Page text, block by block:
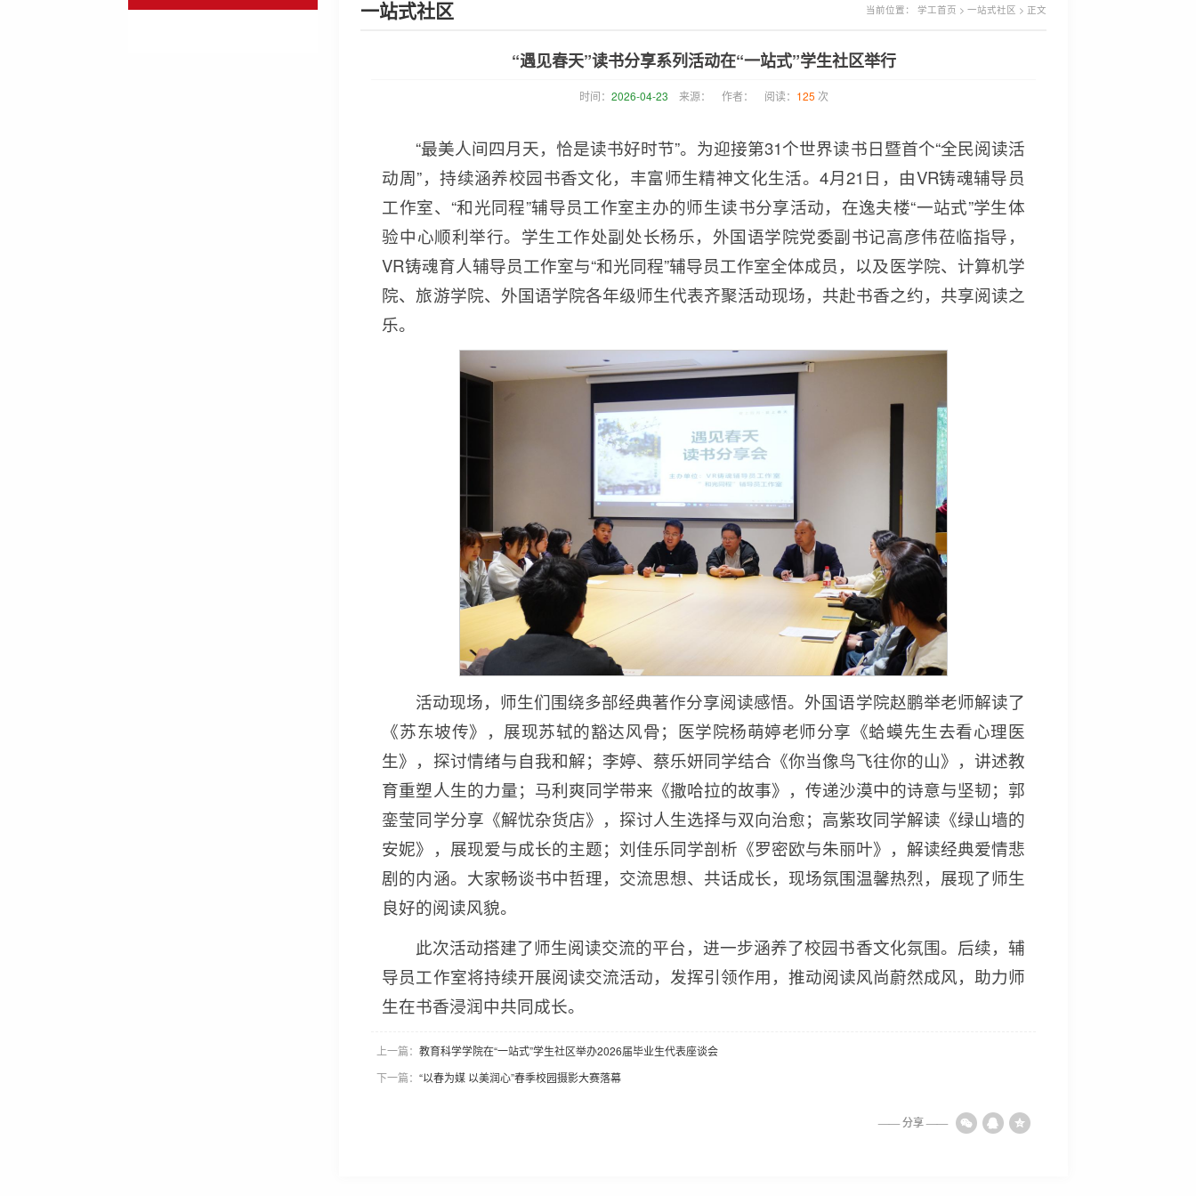
一站式社区 当前位置： 学工首页 > 一站式社区 > 正文
“遇见春天”读书分享系列活动在“一站式”学生社区举行
时间： 2026-04-23 来源： 作者： 阅读： 125 次
“最美人间四月天，恰是读书好时节”。为迎接第31个世界读书日暨首个“全民阅读活
动周”，持续涵养校园书香文化，丰富师生精神文化生活。4月21日，由VR铸魂辅导员
工作室、“和光同程”辅导员工作室主办的师生读书分享活动，在逸夫楼“一站式”学生体
验中心顺利举行。学生工作处副处长杨乐，外国语学院党委副书记高彦伟莅临指导，
VR铸魂育人辅导员工作室与“和光同程”辅导员工作室全体成员，以及医学院、计算机学
院、旅游学院、外国语学院各年级师生代表齐聚活动现场，共赴书香之约，共享阅读之
乐。
活动现场，师生们围绕多部经典著作分享阅读感悟。外国语学院赵鹏举老师解读了
《苏东坡传》，展现苏轼的豁达风骨；医学院杨萌婷老师分享《蛤蟆先生去看心理医
生》，探讨情绪与自我和解；李婷、蔡乐妍同学结合《你当像鸟飞往你的山》，讲述教
育重塑人生的力量；马利爽同学带来《撒哈拉的故事》，传递沙漠中的诗意与坚韧；郭
銮莹同学分享《解忧杂货店》，探讨人生选择与双向治愈；高紫玫同学解读《绿山墙的
安妮》，展现爱与成长的主题；刘佳乐同学剖析《罗密欧与朱丽叶》，解读经典爱情悲
剧的内涵。大家畅谈书中哲理，交流思想、共话成长，现场氛围温馨热烈，展现了师生
良好的阅读风貌。
此次活动搭建了师生阅读交流的平台，进一步涵养了校园书香文化氛围。后续，辅
导员工作室将持续开展阅读交流活动，发挥引领作用，推动阅读风尚蔚然成风，助力师
生在书香浸润中共同成长。
上一篇：教育科学学院在“一站式”学生社区举办2026届毕业生代表座谈会
下一篇：“以春为媒 以美润心”春季校园摄影大赛落幕
—— 分享 ——